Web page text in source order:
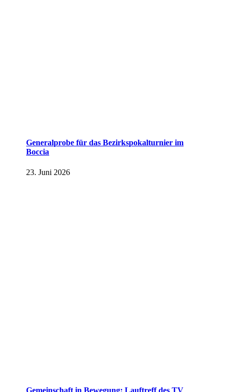
Generalprobe für das Bezirkspokalturnier im
Boccia
23. Juni 2026
Gemeinschaft in Bewegung: Lauftreff des TV